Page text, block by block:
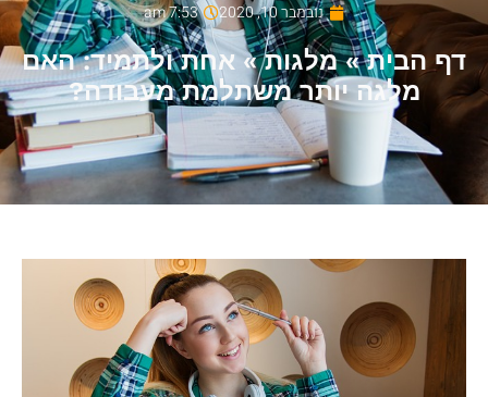
נובמבר 10, 2020 7:53 am
דף הבית»מלגות» אחת ולתמיד: האם
מלגה יותר משתלמת מעבודה?